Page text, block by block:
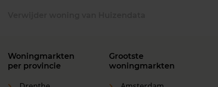
Woningmarkten
per provincie
Grootste
woningmarkten